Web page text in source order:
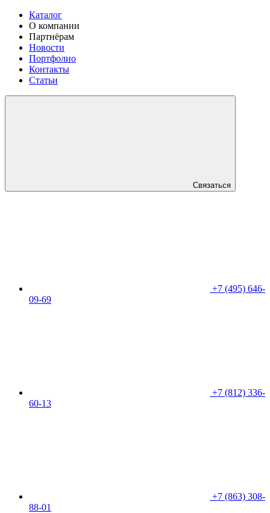
Каталог
О компании
Партнёрам
Новости
Портфолио
Контакты
Статьи
Связаться
+7 (495) 646-
09-69
+7 (812) 336-
60-13
+7 (863) 308-
88-01